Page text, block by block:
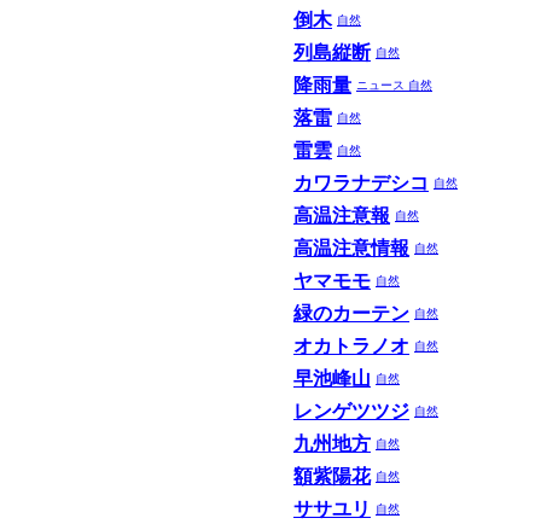
倒木 自然
列島縦断 自然
降雨量 ニュース 自然
落雷 自然
雷雲 自然
カワラナデシコ 自然
高温注意報 自然
高温注意情報 自然
ヤマモモ 自然
緑のカーテン 自然
オカトラノオ 自然
早池峰山 自然
レンゲツツジ 自然
九州地方 自然
額紫陽花 自然
ササユリ 自然